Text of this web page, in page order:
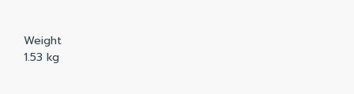
Weight
1.53 kg